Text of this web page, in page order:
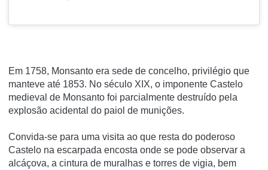
Em 1758, Monsanto era sede de concelho, privilégio que
manteve até 1853. No século XIX, o imponente Castelo
medieval de Monsanto foi parcialmente destruído pela
explosão acidental do paiol de munições.
Convida-se para uma visita ao que resta do poderoso
Castelo na escarpada encosta onde se pode observar a
alcáçova, a cintura de muralhas e torres de vigia, bem